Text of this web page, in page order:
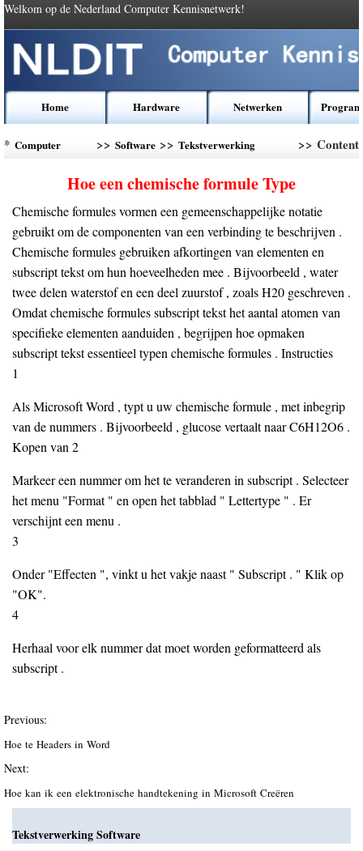
Welkom op de Nederland Computer Kennisnetwerk!
Home Hardware Netwerken
* Computer
>> Software>> Tekstverwerking
>> Content
Hoe een chemische formule Type
Chemische formules vormen een gemeenschappelijke notatie
gebruikt om de componenten van een verbinding te beschrijven .
Chemische formules gebruiken afkortingen van elementen en
subscript tekst om hun hoeveelheden mee . Bijvoorbeeld , water
twee delen waterstof en een deel zuurstof , zoals H20 geschreven .
Omdat chemische formules subscript tekst het aantal atomen van
specifieke elementen aanduiden , begrijpen hoe opmaken
subscript tekst essentieel typen chemische formules . Instructies
1
Als Microsoft Word , typt u uw chemische formule , met inbegrip
van de nummers . Bijvoorbeeld , glucose vertaalt naar C6H12O6 .
Kopen van 2
Markeer een nummer om het te veranderen in subscript . Selecteer
het menu "Format " en open het tabblad " Lettertype " . Er
verschijnt een menu .
3
Onder "Effecten ", vinkt u het vakje naast " Subscript . " Klik op
"OK".
4
Herhaal voor elk nummer dat moet worden geformatteerd als
subscript .
Previous:
Hoe te Headers in Word
Next:
Hoe kan ik een elektronische handtekening in Microsoft Creëren
Tekstverwerking Software